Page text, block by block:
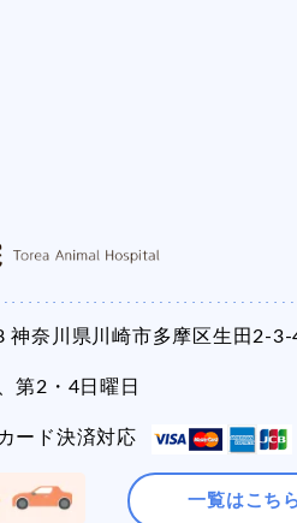
神奈川県川崎市多摩区生田2-3-
第2・4日曜日
ード決済対応
一覧はこち